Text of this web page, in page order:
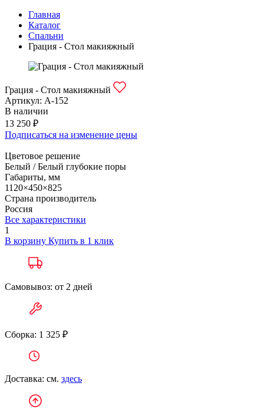
Главная
Каталог
Спальни
Грация - Стол макияжный
Грация - Стол макияжный
Артикул: А-152
В наличии
13 250 ₽
Подписаться на изменение цены
Цветовое решение
Белый / Белый глубокие поры
Габариты, мм
1120×450×825
Страна производитель
Россия
Все характеристики
1
В корзину Купить в 1 клик
Самовывоз: от 2 дней
Сборка: 1 325 ₽
Доставка: см. здесь